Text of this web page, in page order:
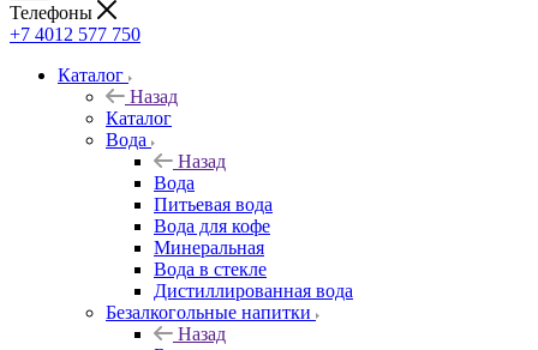
Телефоны
+7 4012 577 750
Каталог
Назад
Каталог
Вода
Назад
Вода
Питьевая вода
Вода для кофе
Минеральная
Вода в стекле
Дистиллированная вода
Безалкогольные напитки
Назад